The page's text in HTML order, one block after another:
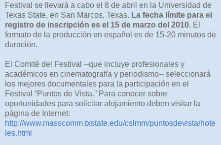
Festival se llevará a cabo el 8 de abril en la Universidad de
Texas State, en San Marcos, Texas. La fecha límite para el
registro de inscripción es el 15 de marzo del 2010. El
formato de la producción en español es de 15-20 minutos de
duración.
El Comité del Festival --que incluye profesionales y
académicos en cinematografía y periodismo-- seleccionará
los mejores documentales para la participación en el
Festival “Puntos de Vista.” Para conocer sobre
oportunidades para solicitar alojamiento deben visitar la
página de Internet:
http://www.masscomm.txstate.edu/cslmm/puntosdevista/hote
les.html